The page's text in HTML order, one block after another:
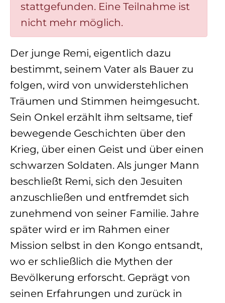
stattgefunden. Eine Teilnahme ist
nicht mehr möglich.
Der junge Remi, eigentlich dazu
bestimmt, seinem Vater als Bauer zu
folgen, wird von unwiderstehlichen
Träumen und Stimmen heimgesucht.
Sein Onkel erzählt ihm seltsame, tief
bewegende Geschichten über den
Krieg, über einen Geist und über einen
schwarzen Soldaten. Als junger Mann
beschließt Remi, sich den Jesuiten
anzuschließen und entfremdet sich
zunehmend von seiner Familie. Jahre
später wird er im Rahmen einer
Mission selbst in den Kongo entsandt,
wo er schließlich die Mythen der
Bevölkerung erforscht. Geprägt von
seinen Erfahrungen und zurück in